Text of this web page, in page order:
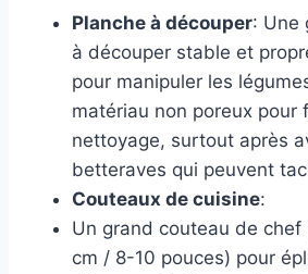
Planche à découper: Une
à découper stable et
pour manipuler les
matériau non poreux pour
nettoyage, surtout après
betteraves qui peuvent
Couteaux de cuisine:
Un grand couteau de
cm / 8-10 pouces) pour